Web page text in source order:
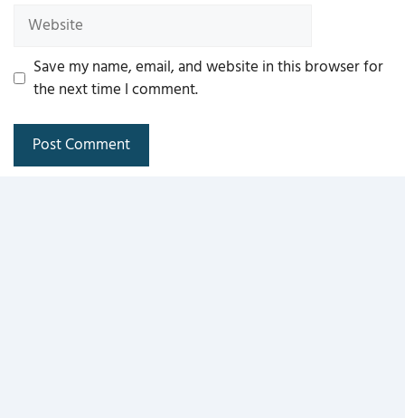
Website
Save my name, email, and website in this browser for
the next time I comment.